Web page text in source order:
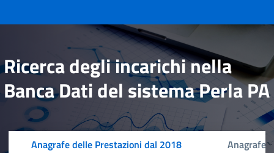
Ricerca degli incarichi nella
Banca Dati del sistema Perla PA
Anagrafe delle Prestazioni dal 2018 Anagrafe